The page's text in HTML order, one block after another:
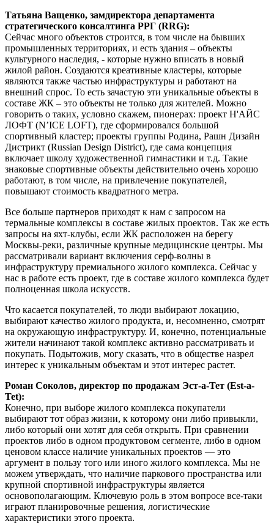
Татьяна Ващенко, замдиректора департамента
стратегического консалтинга РРГ (RRG):
Сейчас много объектов строится, в том числе на бывших
промышленных территориях, и есть здания – объекты
культурного наследия, - которые нужно вписать в новый
жилой район. Создаются креативные кластеры, которые
являются также частью инфраструктуры и работают на
внешний спрос. То есть зачастую эти уникальные объекты в
составе ЖК – это объекты не только для жителей. Можно
говорить о таких, условно скажем, пионерах: проект Н'АЙС
ЛОФТ (N’ICE LOFT), где сформировался большой
спортивный кластер; проекты группы Родина, Рашн Дизайн
Дистрикт (Russian Design District), где сама концепция
включает школу художественной гимнастики и т.д. Такие
знаковые спортивные объекты действительно очень хорошо
работают, в том числе, на привлечение покупателей,
повышают стоимость квадратного метра.
Все больше партнеров приходят к нам с запросом на
термальные комплексы в составе жилых проектов. Так же есть
запросы на яхт-клубы, если ЖК расположен на берегу
Москвы-реки, различные крупные медицинские центры. Мы
рассматривали вариант включения серф-волны в
инфраструктуру премиального жилого комплекса. Сейчас у
нас в работе есть проект, где в составе жилого комплекса будет
полноценная школа искусств.
Что касается покупателей, то люди выбирают локацию,
выбирают качество жилого продукта, и, несомненно, смотрят
на окружающую инфраструктуру. И, конечно, потенциальные
жители начинают такой комплекс активно рассматривать и
покупать. Подытожив, могу сказать, что в обществе назрел
интерес к уникальным объектам и этот интерес растет.
Роман Соколов, директор по продажам Эст-а-Тет (Est-a-
Tet):
Конечно, при выборе жилого комплекса покупатели
выбирают тот образ жизни, к которому они либо привыкли,
либо который они хотят для себя открыть. При сравнении
проектов либо в одном продуктовом сегменте, либо в одном
ценовом классе наличие уникальных проектов — это
аргумент в пользу того или иного жилого комплекса. Мы не
можем утверждать, что наличие паркового пространства или
крупной спортивной инфраструктуры является
основополагающим. Ключевую роль в этом вопросе все-таки
играют планировочные решения, логистические
характеристики этого проекта.